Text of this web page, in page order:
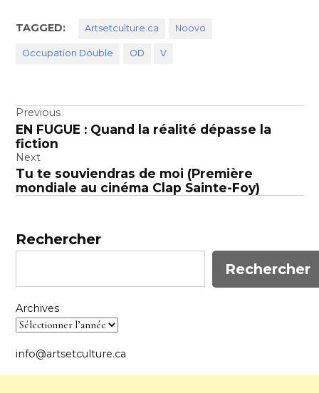
TAGGED: Artsetculture.ca Noovo
Occupation Double OD V
Navigation
de
l’article
Previous
EN FUGUE : Quand la réalité dépasse la
fiction
Next
Tu te souviendras de moi (Première
mondiale au cinéma Clap Sainte-Foy)
Rechercher
Rechercher
Archives
info@artsetculture.ca